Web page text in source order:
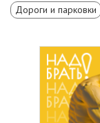
Дороги и парковки